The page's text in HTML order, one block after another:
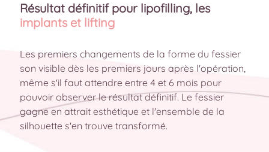
Résultat définitif pour lipofilling, les
implants et lifting
Les premiers changements de la forme du fessier
son visible dès les premiers jours après l'opération,
même s'il faut attendre entre 4 et 6 mois pour
pouvoir observer le résultat définitif. Le fessier
gagne en attrait esthétique et l'ensemble de la
silhouette s'en trouve transformé.